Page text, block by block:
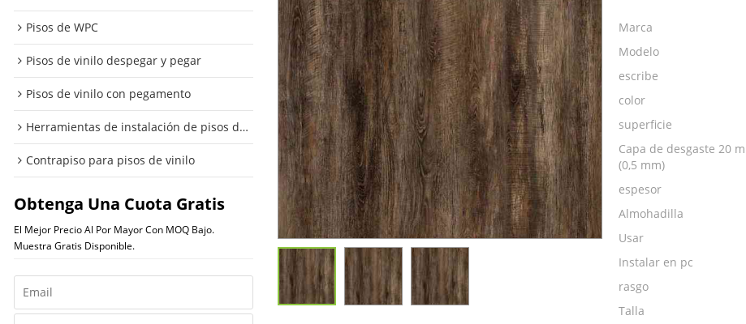
Pisos de WPC
Pisos de vinilo despegar y pegar
Pisos de vinilo con pegamento
Herramientas de instalación de pisos de vinilo
Contrapiso para pisos de vinilo
Obtenga Una Cuota Gratis
El Mejor Precio Al Por Mayor Con MOQ Bajo.
Muestra Gratis Disponible.
Marca
Modelo
escribe
color
superficie
Capa de desgaste 20
(0,5 mm)
espesor
Almohadilla
Usar
Instalar en pc
rasgo
Talla